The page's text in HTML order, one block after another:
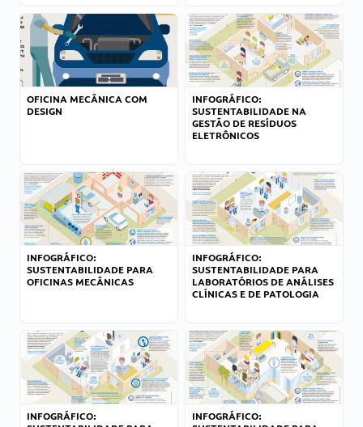
OFICINA MECÂNICA COM
DESIGN
INFOGRÁFICO:
SUSTENTABILIDADE NA
GESTÃO DE RESÍDUOS
ELETRÔNICOS
INFOGRÁFICO:
SUSTENTABILIDADE PARA
OFICINAS MECÂNICAS
INFOGRÁFICO:
SUSTENTABILIDADE PARA
LABORATÓRIOS DE ANÁLISES
CLÍNICAS E DE PATOLOGIA
INFOGRÁFICO:
INFOGRÁFICO: